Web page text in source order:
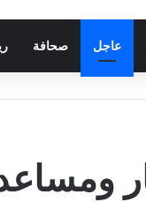
عاجل صحافة